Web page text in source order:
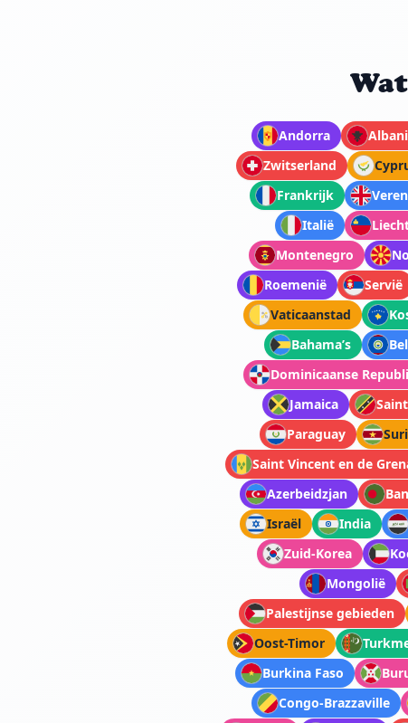
Andorra
Zwitserland
Frankrijk
Italië
Montenegro
Roemenië
Servië
Vaticaanstad
Bahama’s
Dominicaanse
Jamaica
Paraguay
Saint Vincent en de
Azerbeidzjan
Israël
India
Zuid-Korea
Mongolië
Palestijnse gebieden
Oost-Timor
Burkina Faso
Congo-Brazzaville